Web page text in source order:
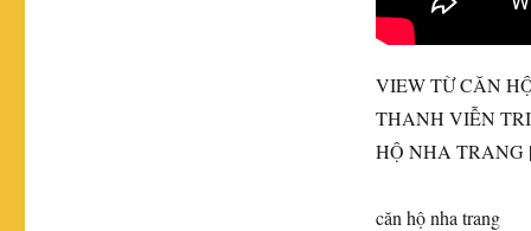
VIEW TỪ CĂN
THANH VIỄN
HỘ NHA TRANG
căn hộnha trang